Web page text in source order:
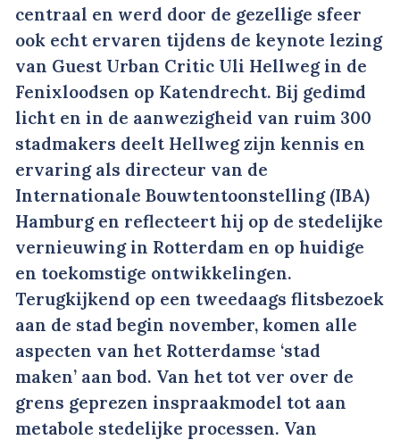
centraal en werd door de gezellige sfeer
ook echt ervaren tijdens de keynote lezing
van Guest Urban Critic Uli Hellweg in de
Fenixloodsen op Katendrecht. Bij gedimd
licht en in de aanwezigheid van ruim 300
stadmakers deelt Hellweg zijn kennis en
ervaring als directeur van de
Internationale Bouwtentoonstelling (IBA)
Hamburg en reflecteert hij op de stedelijke
vernieuwing in Rotterdam en op huidige
en toekomstige ontwikkelingen.
Terugkijkend op een tweedaags flitsbezoek
aan de stad begin november, komen alle
aspecten van het Rotterdamse ‘stad
maken’ aan bod. Van het tot ver over de
grens geprezen inspraakmodel tot aan
metabole stedelijke processen. Van